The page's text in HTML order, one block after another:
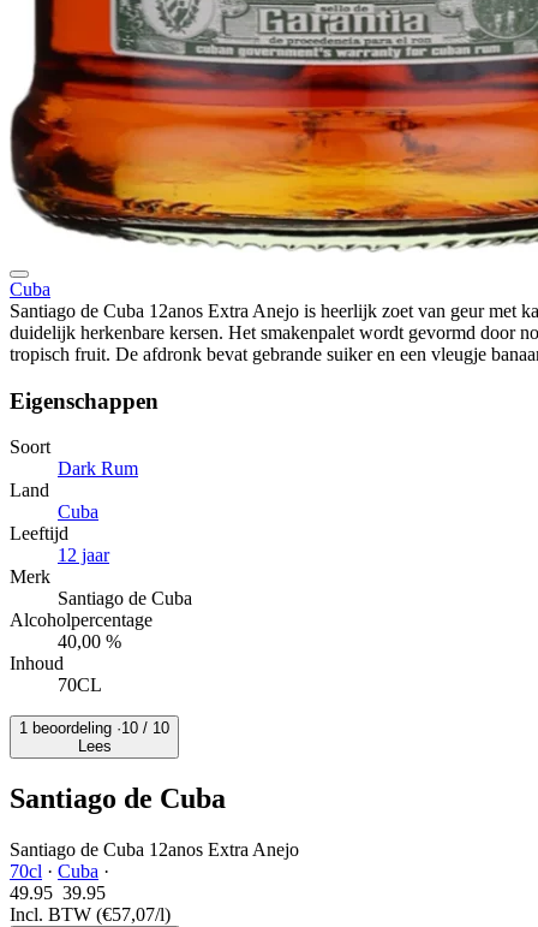
Cuba
Santiago de Cuba 12anos Extra Anejo is heerlijk zoet van geur met
duidelijk herkenbare kersen. Het smakenpalet wordt gevormd door
tropisch fruit. De afdronk bevat gebrande suiker en een vleugje
Eigenschappen
Soort
Dark Rum
Land
Cuba
Leeftijd
12 jaar
Merk
Santiago de Cuba
Alcoholpercentage
40,00 %
Inhoud
70CL
1 beoordeling ·10 / 10
Lees
Santiago de Cuba
Santiago de Cuba 12anos Extra Anejo
70cl · Cuba ·
49.95 39.95
Incl. BTW (€57,07/l)